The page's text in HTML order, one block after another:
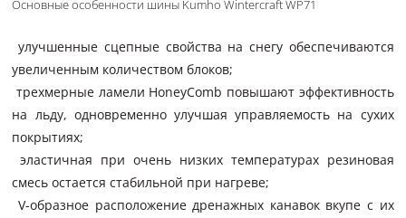
Основные особенности шины Kumho Wintercraft WP71
улучшенные сцепные свойства на снегу обеспечиваются
увеличенным количеством блоков;
трехмерные ламели HoneyComb повышают эффективность
на льду, одновременно улучшая управляемость на сухих
покрытиях;
эластичная при очень низких температурах резиновая
смесь остается стабильной при нагреве;
V-образное расположение дренажных канавок вкупе с их